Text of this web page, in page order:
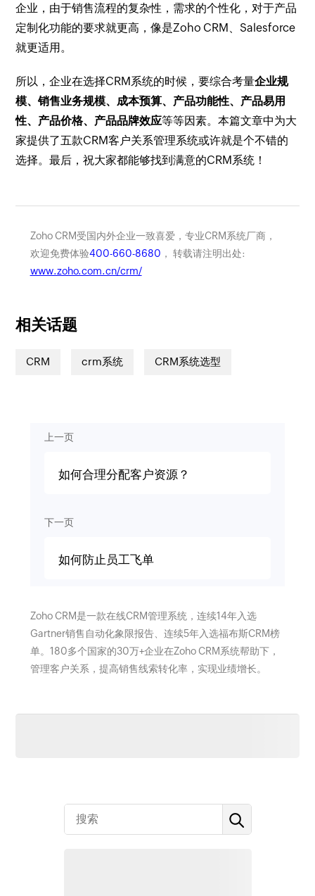
企业，由于销售流程的复杂性，需求的个性化，对于产品
定制化功能的要求就更高，像是Zoho CRM、Salesforce
就更适用。
所以，企业在选择CRM系统的时候，要综合考量企业规
模、销售业务规模、成本预算、产品功能性、产品易用
性、产品价格、产品品牌效应等等因素。本篇文章中为大
家提供了五款CRM客户关系管理系统或许就是个不错的
选择。最后，祝大家都能够找到满意的CRM系统！
Zoho CRM受国内外企业一致喜爱，专业CRM系统厂商，
欢迎免费体验400-660-8680 ， 转载请注明出处:
www.zoho.com.cn/crm/
相关话题
CRM crm系统 CRM系统选型
上一页
如何合理分配客户资源？
下一页
如何防止员工飞单
Zoho CRM是一款在线CRM管理系统，连续14年入选
Gartner销售自动化象限报告、连续5年入选福布斯CRM榜
单。180多个国家的30万+企业在Zoho CRM系统帮助下，
管理客户关系，提高销售线索转化率，实现业绩增长。